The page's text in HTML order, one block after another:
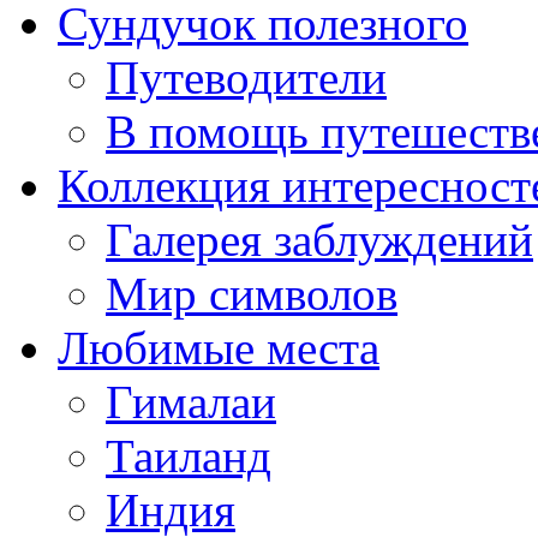
Сундучок полезного
Путеводители
В помощь
Коллекция
Галерея заблуждений
Мир символов
Любимые места
Гималаи
Таиланд
Индия